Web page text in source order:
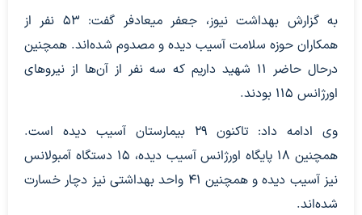
به گزارش بهداشت نیوز، جعفر میعادفر گفت: ۵۳ نفر از
همکاران حوزه سلامت آسیب دیده و مصدوم شده‌اند. همچنین
درحال حاضر ۱۱ شهید داریم که سه نفر از آن‌ها از نیروهای
اورژانس ۱۱۵ بودند.
وی ادامه داد: تاکنون ۲۹ بیمارستان آسیب دیده است.
همچنین ۱۸ پایگاه اورژانس آسیب دیده، ۱۵ دستگاه آمبولانس
نیز آسیب دیده و همچنین ۴۱ واحد بهداشتی نیز دچار خسارت
شده‌اند.